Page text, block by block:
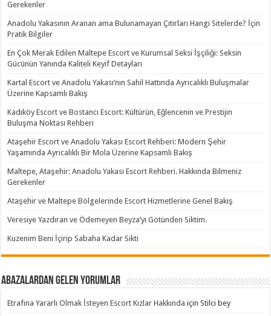
Gerekenler
Anadolu Yakasının Aranan ama Bulunamayan Çıtırları Hangi Sitelerde? İçin
Pratik Bilgiler
En Çok Merak Edilen Maltepe Escort ve Kurumsal Seksi İşçiliği: Seksin
Gücünün Yanında Kaliteli Keyif Detayları
Kartal Escort ve Anadolu Yakası’nın Sahil Hattında Ayrıcalıklı Buluşmalar
Üzerine Kapsamlı Bakış
Kadıköy Escort ve Bostancı Escort: Kültürün, Eğlencenin ve Prestijin
Buluşma Noktası Rehberi
Ataşehir Escort ve Anadolu Yakası Escort Rehberi: Modern Şehir
Yaşamında Ayrıcalıklı Bir Mola Üzerine Kapsamlı Bakış
Maltepe, Ataşehir: Anadolu Yakası Escort Rehberi. Hakkında Bilmeniz
Gerekenler
Ataşehir ve Maltepe Bölgelerinde Escort Hizmetlerine Genel Bakış
Veresiye Yazdıran ve Ödemeyen Beyza’yı Götünden Siktim.
Kuzenim Beni İçirip Sabaha Kadar Sikti
Abazalardan Gelen Yorumlar
Etrafına Yararlı Olmak İsteyen Escort Kızlar Hakkında içinStilci bey